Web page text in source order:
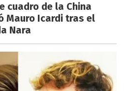
cuadro de la China
Mauro Icardi tras el
Nara